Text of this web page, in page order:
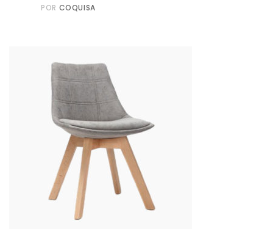
POR COQUISA